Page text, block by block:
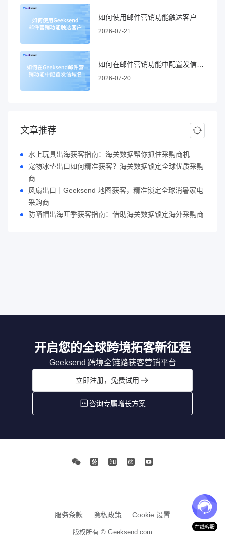
如何使用邮件营销功能触达客户
2026-07-21
2026-07-20
文章推荐
水上玩具出海获客指南：海关数据帮你抓住采购商机
宠物冰垫出口如何精准获客？海关数据锁定全球优质采购
商
风扇出口｜Geeksend 地图获客，精准锁定全球消暑家电
采购商
防晒帽出海旺季获客指南：借助海关数据锁定海外采购商
开启您的全球跨境拓客新征程
Geeksend 跨境全链路获客营销平台
立即注册，免费试用
咨询专属增长方案
服务条款 隐私政策 Cookie 设置
版权所有 © Geeksend.com
在线客服